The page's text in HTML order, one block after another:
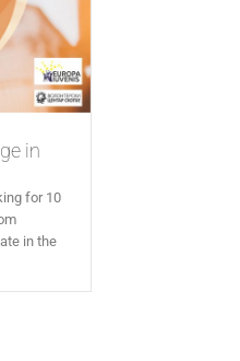
in
for 10
in the